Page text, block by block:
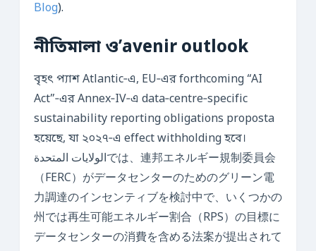
Blog).
নীতিমালা ও’avenir outlook
বৃহৎ প্যাশ Atlantic‑এ, EU‑এর forthcoming “AI
Act”‑এর Annex‑IV‑এ data‑centre‑specific
sustainability reporting obligations proposta
হয়েছে, যা ২০২৭‑এ effect withholding হবে।
الولايات المتحدةでは、連邦エネルギー規制委員会
（FERC）がデータセンターのためのグリーン電
力調達のインセンティブを検討中で、いくつかの
州では再生可能エネルギー割合（RPS）の目標に
データセンターの消費を含める法案が提出されて